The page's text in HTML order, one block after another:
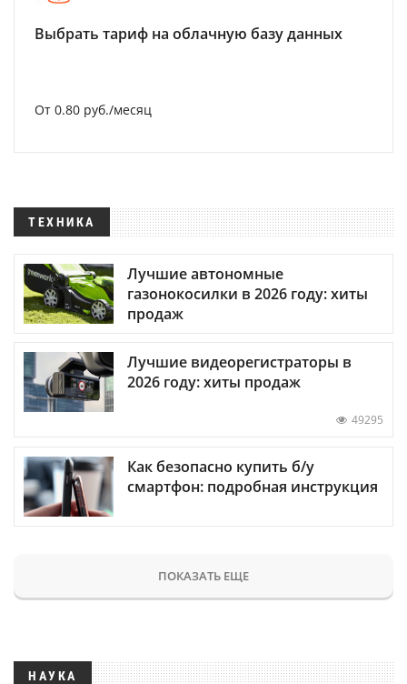
Выбрать тариф на облачную базу данных
От 0.80 руб./месяц
ТЕХНИКА
Лучшие автономные
газонокосилки в 2026 году: хиты
продаж
Лучшие видеорегистраторы в
2026 году: хиты продаж
49295
Как безопасно купить б/у
смартфон: подробная инструкция
ПОКАЗАТЬ ЕЩЕ
НАУКА